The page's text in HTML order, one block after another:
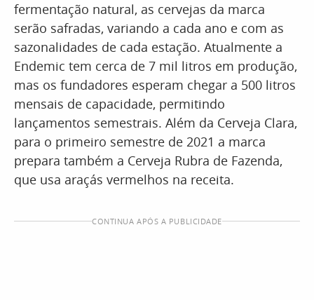
fermentação natural, as cervejas da marca
serão safradas, variando a cada ano e com as
sazonalidades de cada estação. Atualmente a
Endemic tem cerca de 7 mil litros em produção,
mas os fundadores esperam chegar a 500 litros
mensais de capacidade, permitindo
lançamentos semestrais. Além da Cerveja Clara,
para o primeiro semestre de 2021 a marca
prepara também a Cerveja Rubra de Fazenda,
que usa araçás vermelhos na receita.
CONTINUA APÓS A PUBLICIDADE